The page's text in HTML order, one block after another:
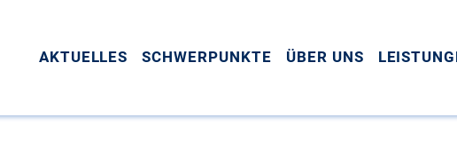
AKTUELLES SCHWERPUNKTE ÜBER UNS